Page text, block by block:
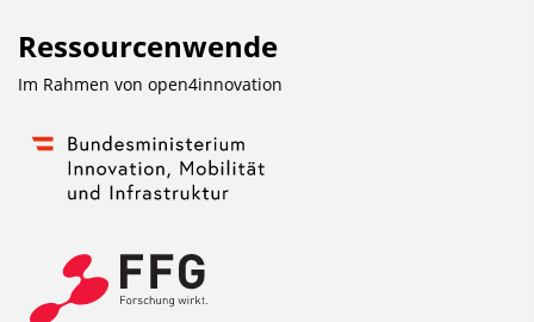
Ressourcenwende
Im Rahmen von open4innovation